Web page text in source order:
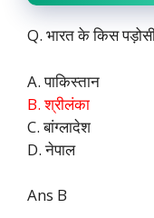
Q. भारत के किस
A. पाकिस्तान
B. श्रीलंका
C. बांग्लादेश
D. नेपाल
Ans B